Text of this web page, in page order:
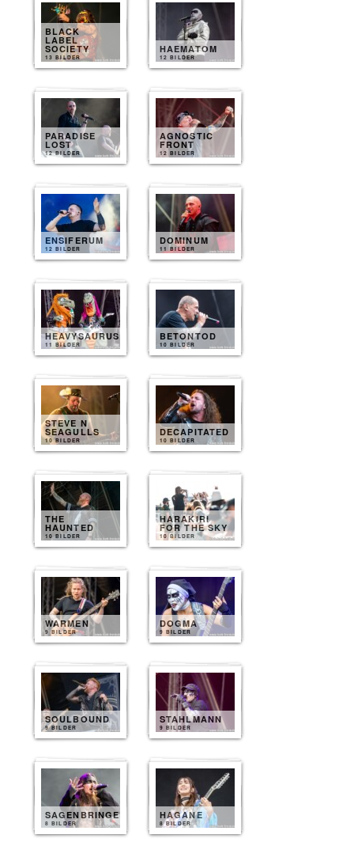
BLACK
LABEL
SOCIETY
13 BILDER
HAEMATOM
12 BILDER
PARADISE
LOST
12 BILDER
AGNOSTIC
FRONT
12 BILDER
ENSIFERUM
12 BILDER
DOMINUM
11 BILDER
HEAVYSAURUS
11 BILDER
BETONTOD
10 BILDER
STEVE N
SEAGULLS
10 BILDER
DECAPITATED
10 BILDER
THE
HAUNTED
10 BILDER
HARAKIRI
FOR THE SKY
10 BILDER
WARMEN
9 BILDER
DOGMA
9 BILDER
SOULBOUND
9 BILDER
STAHLMANN
9 BILDER
SAGENBRINGER
8 BILDER
HAGANE
8 BILDER